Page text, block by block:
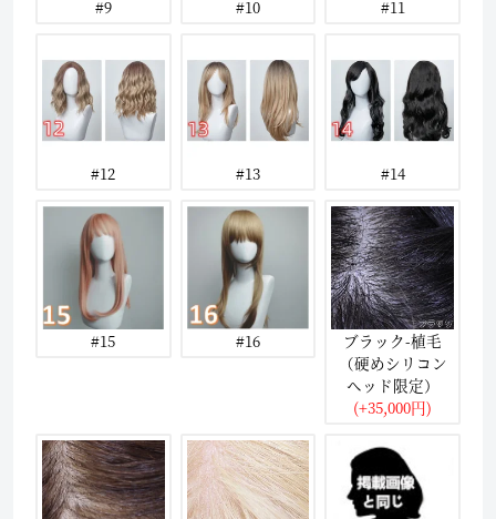
#9 #10 #11
#12 #13 #14
#15 #16
ブラック-植毛
（硬めシリコン
ヘッド限定）
(+35,000円)